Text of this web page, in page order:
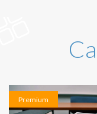
Premium